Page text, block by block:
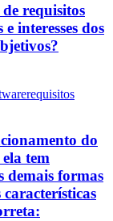
de requisitos
interesses dos
requisitos
do
tem
demais formas
características